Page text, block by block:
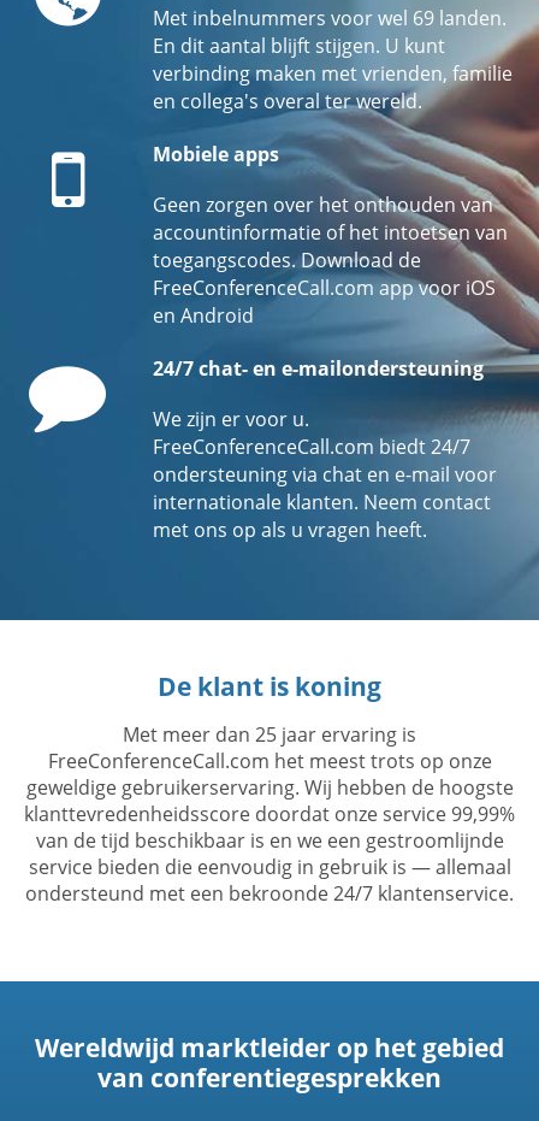
Met inbelnummers voor wel 69 landen.
En dit aantal blijft stijgen. U kunt
verbinding maken met vrienden, familie
en collega's overal ter wereld.
Mobile
Mobiele apps
Geen zorgen over het onthouden van
accountinformatie of het intoetsen van
toegangscodes. Download de
FreeConferenceCall.com app voor iOS
en Android
Comment
24/7 chat- en e-mailondersteuning
We zijn er voor u.
FreeConferenceCall.com biedt 24/7
ondersteuning via chat en e-mail voor
internationale klanten. Neem contact
met ons op als u vragen heeft.
De klant is koning
Met meer dan 25 jaar ervaring is
FreeConferenceCall.com het meest trots op onze
geweldige gebruikerservaring. Wij hebben de hoogste
klanttevredenheidsscore doordat onze service 99,99%
van de tijd beschikbaar is en we een gestroomlijnde
service bieden die eenvoudig in gebruik is — allemaal
ondersteund met een bekroonde 24/7 klantenservice.
Wereldwijd marktleider op het gebied
van conferentiegesprekken